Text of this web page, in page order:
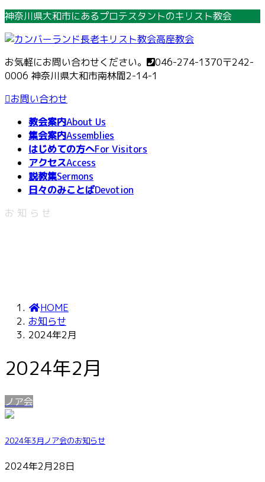
コ
テ
ン
ツ
へ
ス
ナ
ゲ
ー
シ
ョ
ン
神奈川県大和市にあるプロテスタントのキリスト教会
お気軽にお問い合わせください。 046-274-1370〒242-
0006 神奈川県大和市南林間2-14-1
お問い合わせ
教会案内About Us
集会案内Assemblies
はじめての方へFor Visitors
アクセスAccess
説教集Sermons
日々のみことばDevotion
お知らせ
HOME
お知らせ
2024年2月
2024年2月
ノア会
2024年3月ノア会のお知らせ
2024年2月28日